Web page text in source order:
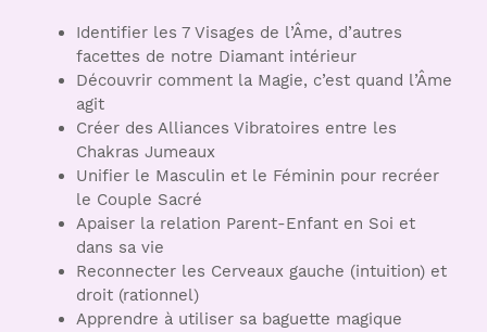
Identifier les 7 Visages de l’Âme, d’autres
facettes de notre Diamant intérieur
Découvrir comment la Magie, c’est quand l’Âme
agit
Créer des Alliances Vibratoires entre les
Chakras Jumeaux
Unifier le Masculin et le Féminin pour recréer
le Couple Sacré
Apaiser la relation Parent-Enfant en Soi et
dans sa vie
Reconnecter les Cerveaux gauche (intuition) et
droit (rationnel)
Apprendre à utiliser sa baguette magique